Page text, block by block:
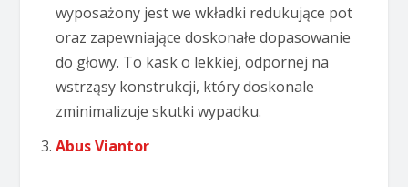
wyposażony jest we wkładki redukujące pot
oraz zapewniające doskonałe dopasowanie
do głowy. To kask o lekkiej, odpornej na
wstrząsy konstrukcji, który doskonale
zminimalizuje skutki wypadku.
Abus Viantor